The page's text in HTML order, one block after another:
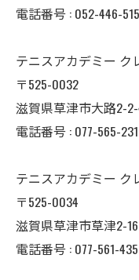
電話番号 : 052-446-
テニスアカデミー ク
〒525-0032
滋賀県草津市大路2-
電話番号 : 077-565-
テニスアカデミー ク
〒525-0034
滋賀県草津市草津2-
電話番号 : 077-561-